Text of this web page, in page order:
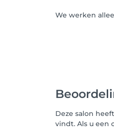
We werken
Deze salon
vindt. Als u een